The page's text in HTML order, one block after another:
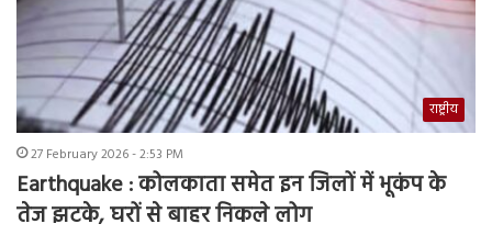
राष्ट्रीय
27 February 2026 - 2:53 PM
Earthquake : कोलकाता समेत इन जिलों में भूकंप के
तेज झटके, घरों से बाहर निकले लोग